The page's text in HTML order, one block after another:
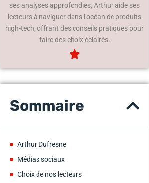
ses analyses approfondies, Arthur aide ses
lecteurs à naviguer dans l’océan de produits
high-tech, offrant des conseils pratiques pour
faire des choix éclairés.
Sommaire
Arthur Dufresne
Médias sociaux
Choix de nos lecteurs